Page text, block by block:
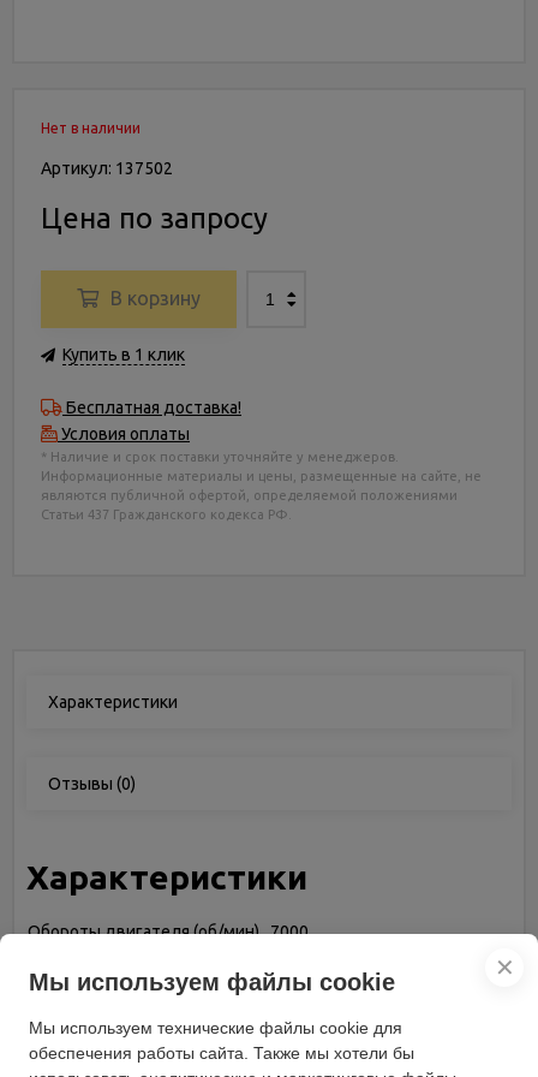
Нет в наличии
Артикул: 137502
Цена по запросу
В корзину
Купить в 1 клик
Бесплатная доставка!
Условия оплаты
* Наличие и срок поставки уточняйте у менеджеров.
Информационные материалы и цены, размещенные на сайте, не
являются публичной офертой, определяемой положениями
Статьи 437 Гражданского кодекса РФ.
Характеристики
Отзывы (0)
Характеристики
Обороты двигателя (об/мин) 7000
Вес (кг)
8.5
Бренд
GRUNHELM
Ручка с толкателем
с регулируемой высотой
✕
Мы используем файлы cookie
Мы используем технические файлы cookie для
обеспечения работы сайта. Также мы хотели бы